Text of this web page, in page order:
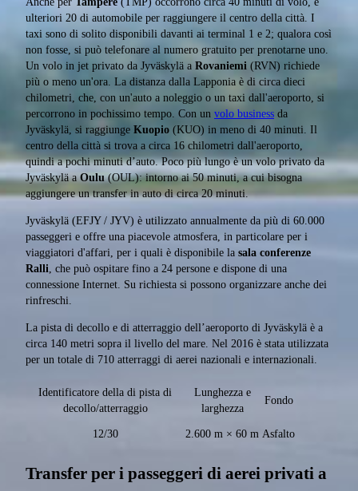
ulteriori 20 di automobile per raggiungere il centro della città. I
taxi sono di solito disponibili davanti ai terminal 1 e 2; qualora così
non fosse, si può telefonare al numero gratuito per prenotarne uno.
Un volo in jet privato da Jyväskylä a Rovaniemi (RVN) richiede
più o meno un'ora. La distanza dalla Lapponia è di circa dieci
chilometri, che, con un'auto a noleggio o un taxi dall'aeroporto, si
percorrono in pochissimo tempo. Con un volo business da
Jyväskylä, si raggiunge Kuopio (KUO) in meno di 40 minuti. Il
centro della città si trova a circa 16 chilometri dall'aeroporto,
quindi a pochi minuti d’auto. Poco più lungo è un volo privato da
Jyväskylä aOulu(OUL): intorno ai 50 minuti, a cui bisogna
aggiungere un transfer in auto di circa 20 minuti.
Jyväskylä (EFJY / JYV) è utilizzato annualmente da più di 60.000
passeggeri e offre una piacevole atmosfera, in particolare per i
viaggiatori d'affari, per i quali è disponibile la sala conferenze
Ralli, che può ospitare fino a 24 persone e dispone di una
connessione Internet. Su richiesta si possono organizzare anche dei
rinfreschi.
La pista di decollo e di atterraggio dell’aeroporto di Jyväskylä è a
circa 140 metri sopra il livello del mare. Nel 2016 è stata utilizzata
per un totale di 710 atterraggi di aerei nazionali e internazionali.
Identificatore della di pista di
decollo/atterraggio
Lunghezza e
larghezza
Fondo
12/30 2.600 m × 60 m Asfalto
Transfer per i passeggeri di aerei privati a